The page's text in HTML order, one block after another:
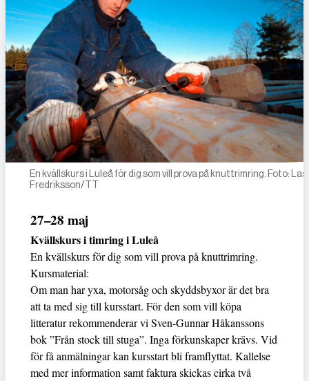
En kvällskurs i Luleå för dig som vill prova på knuttrimring. Foto:
Fredriksson/TT
27–28 maj
Kvällskurs i timring i Luleå
En kvällskurs för dig som vill prova på knuttrimring.
Kursmaterial:
Om man har yxa, motorsåg och skyddsbyxor är det bra
att ta med sig till kursstart. För den som vill köpa
litteratur rekommenderar vi Sven-Gunnar Håkanssons
bok ”Från stock till stuga”. Inga förkunskaper krävs. Vid
för få anmälningar kan kursstart bli framflyttat. Kallelse
med mer information samt faktura skickas cirka två